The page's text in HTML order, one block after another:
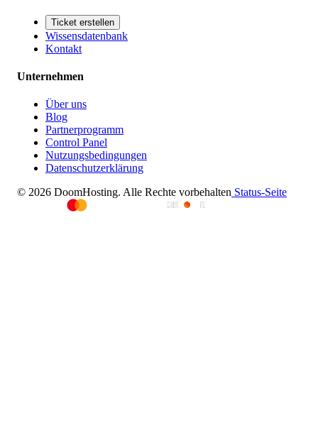
Ticket erstellen
Wissensdatenbank
Kontakt
Unternehmen
Über uns
Blog
Partnerprogramm
Control Panel
Nutzungsbedingungen
Datenschutzerklärung
© 2026 DoomHosting. Alle Rechte vorbehalten Status-Seite